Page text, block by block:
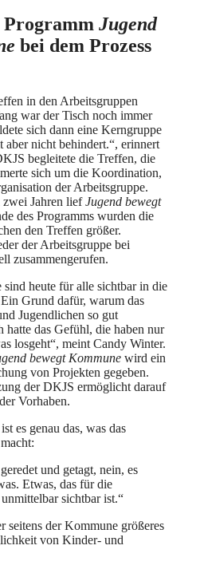
Programm Jugend
bei dem Prozess
in den Arbeitsgruppen
war der Tisch noch immer
sich dann eine Kerngruppe
aber nicht behindert.“, erinnert
begleitete die Treffen, die
sich um die Koordination,
der Arbeitsgruppe.
Jahren liefJugend bewegt
des Programms wurden die
den Treffen größer.
der Arbeitsgruppe bei
zusammengerufen.
sind heute für alle sichtbar in die
Grund dafür, warum das
Jugendlichen so gut
hatte das Gefühl, die haben nur
losgeht“, meint Candy Winter.
bewegt Kommune wird ein
von Projekten gegeben.
der DKJS ermöglicht darauf
Vorhaben.
es genau das, was das
und getagt, nein, es
Etwas, das für die
sichtbar ist.“
seitens der Kommune größeres
von Kinder- und